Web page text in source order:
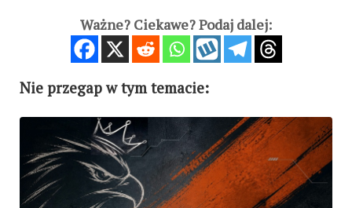
Ważne? Ciekawe? Podaj dalej:
Nie przegap w tym temacie: